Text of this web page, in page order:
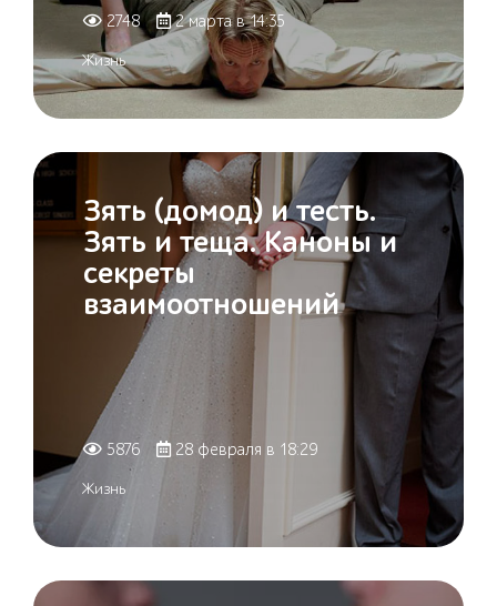
2748 2 марта в 14:35
Жизнь
Зять (домод) и тесть.
Зять и теща. Каноны и
секреты
взаимоотношений
5876 28 февраля в 18:29
Жизнь